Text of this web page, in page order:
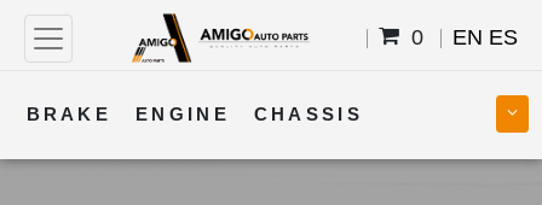
0 EN ES
BRAKE ENGINE CHASSIS